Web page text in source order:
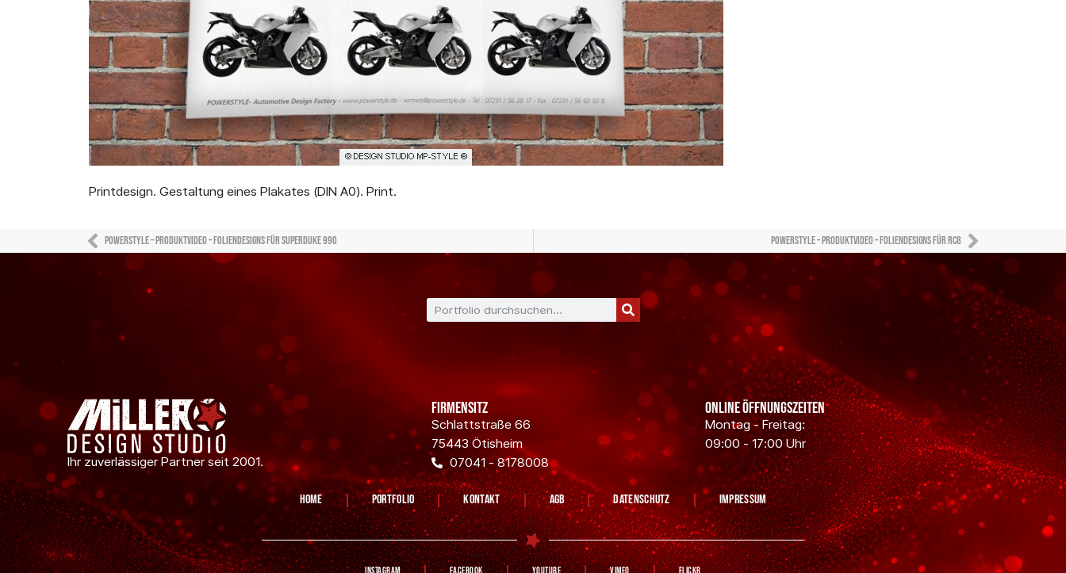
Printdesign. Gestaltung eines Plakates (DIN A0). Print.
Powerstyle – Produktvideo – Foliendesigns für Superduke 990 Powerstyle – Produktvideo – Foliendesigns für RC8
Ihr zuverlässiger Partner seit 2001.
Firmensitz
Schlattstraße 66
75443 Ötisheim
07041 - 8178008
Online Öffnungszeiten
Montag - Freitag:
09:00 - 17:00 Uhr
Home Portfolio Kontakt AGB Datenschutz Impressum